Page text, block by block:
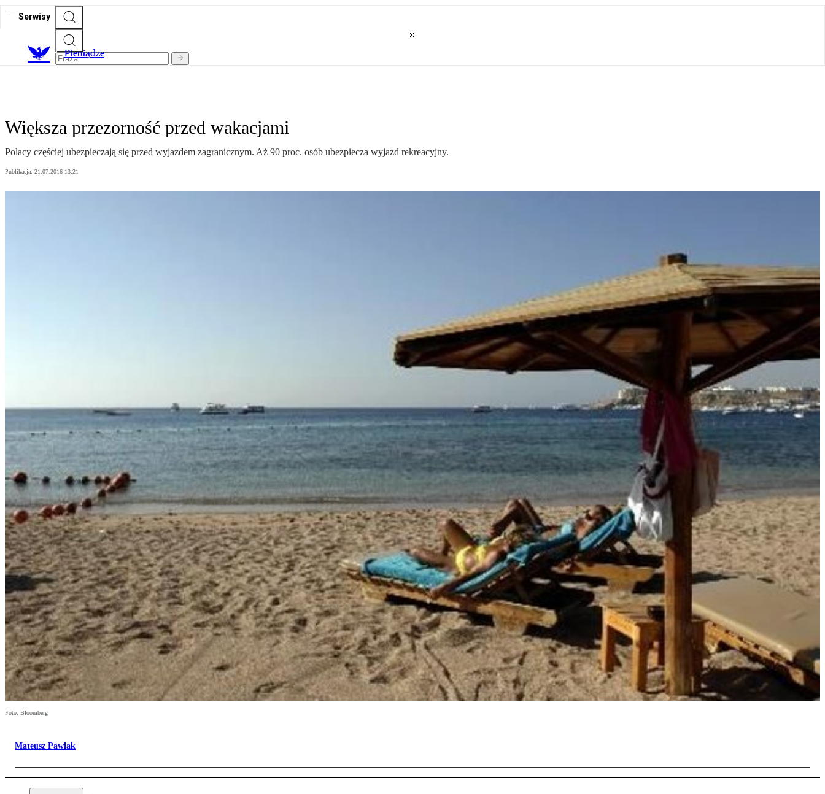
Serwisy
Pieniądze
Większa przezorność przed wakacjami
Polacy częściej ubezpieczają się przed wyjazdem zagranicznym. Aż 90 proc. osób ubezpiecza wyjazd rekreacyjny.
Publikacja: 21.07.2016 13:21
Foto: Bloomberg
Mateusz Pawlak